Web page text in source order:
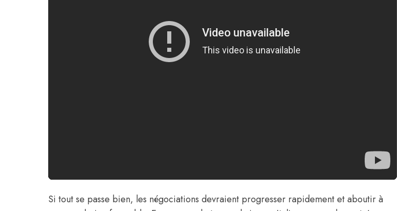
Si tout se passe bien, les négociations devraient progresser rapidement et aboutir à